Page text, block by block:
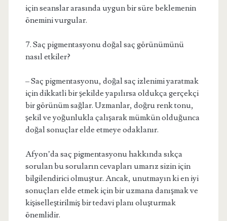
için seanslar arasında uygun bir süre beklemenin
önemini vurgular.
7. Saç pigmentasyonu doğal saç görünümünü
nasıl etkiler?
– Saç pigmentasyonu, doğal saç izlenimi yaratmak
için dikkatli bir şekilde yapılırsa oldukça gerçekçi
bir görünüm sağlar. Uzmanlar, doğru renk tonu,
şekil ve yoğunlukla çalışarak mümkün olduğunca
doğal sonuçlar elde etmeye odaklanır.
Afyon’da saç pigmentasyonu hakkında sıkça
sorulan bu soruların cevapları umarız sizin için
bilgilendirici olmuştur. Ancak, unutmayın ki en iyi
sonuçları elde etmek için bir uzmana danışmak ve
kişiselleştirilmiş bir tedavi planı oluşturmak
önemlidir.